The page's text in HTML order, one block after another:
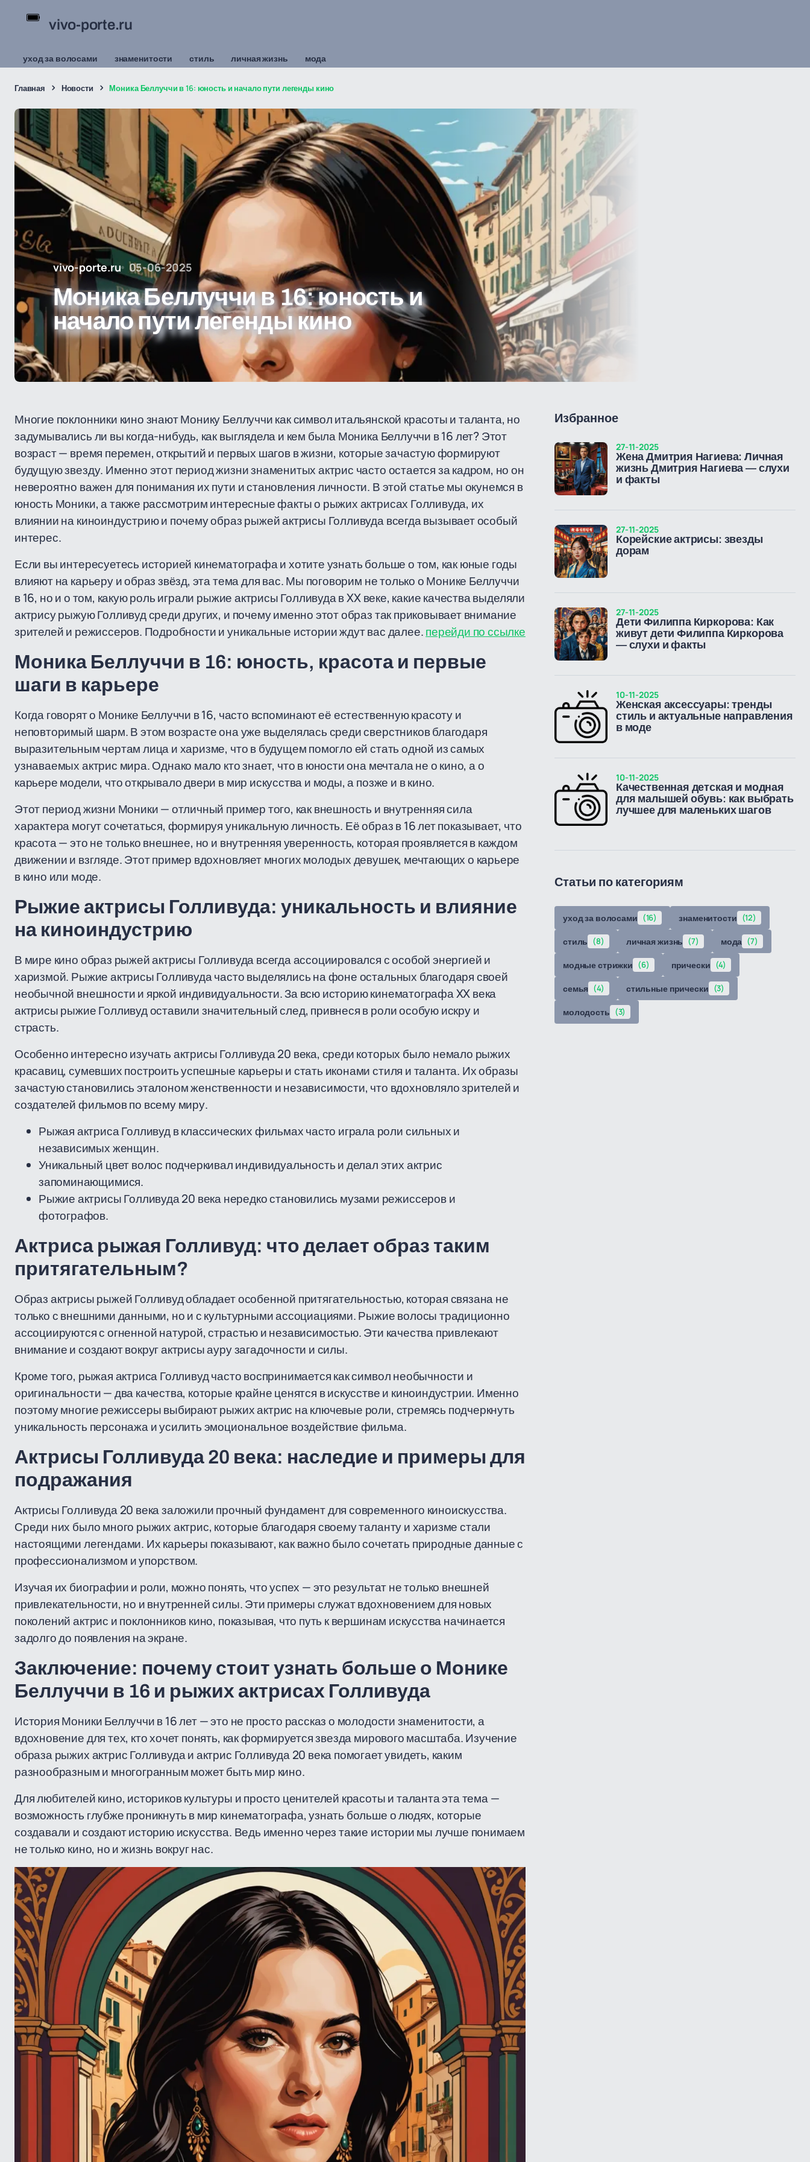
vivo-porte.ru
уход за волосами знаменитости стиль личная жизнь мода
Главная Новости Моника Беллуччи в 16: юность и начало пути легенды кино
vivo-porte.ru 05-06-2025
Моника Беллуччи в 16: юность и
начало пути легенды кино
Многие поклонники кино знают Монику Беллуччи как символ итальянской красоты и таланта, но
задумывались ли вы когда-нибудь, как выглядела и кем была Моника Беллуччи в 16 лет? Этот
возраст — время перемен, открытий и первых шагов в жизни, которые зачастую формируют
будущую звезду. Именно этот период жизни знаменитых актрис часто остается за кадром, но он
невероятно важен для понимания их пути и становления личности. В этой статье мы окунемся в
юность Моники, а также рассмотрим интересные факты о рыжих актрисах Голливуда, их
влиянии на киноиндустрию и почему образ рыжей актрисы Голливуда всегда вызывает особый
интерес.
Если вы интересуетесь историей кинематографа и хотите узнать больше о том, как юные годы
влияют на карьеру и образ звёзд, эта тема для вас. Мы поговорим не только о Монике Беллуччи
в 16, но и о том, какую роль играли рыжие актрисы Голливуда в XX веке, какие качества выделяли
актрису рыжую Голливуд среди других, и почему именно этот образ так приковывает внимание
зрителей и режиссеров. Подробности и уникальные истории ждут вас далее.перейди по ссылке
Моника Беллуччи в 16: юность, красота и первые
шаги в карьере
Когда говорят о Монике Беллуччи в 16, часто вспоминают её естественную красоту и
неповторимый шарм. В этом возрасте она уже выделялась среди сверстников благодаря
выразительным чертам лица и харизме, что в будущем помогло ей стать одной из самых
узнаваемых актрис мира. Однако мало кто знает, что в юности она мечтала не о кино, а о
карьере модели, что открывало двери в мир искусства и моды, а позже и в кино.
Этот период жизни Моники — отличный пример того, как внешность и внутренняя сила
характера могут сочетаться, формируя уникальную личность. Её образ в 16 лет показывает, что
красота — это не только внешнее, но и внутренняя уверенность, которая проявляется в каждом
движении и взгляде. Этот пример вдохновляет многих молодых девушек, мечтающих о карьере
в кино или моде.
Рыжие актрисы Голливуда: уникальность и влияние
на киноиндустрию
В мире кино образ рыжей актрисы Голливуда всегда ассоциировался с особой энергией и
харизмой. Рыжие актрисы Голливуда часто выделялись на фоне остальных благодаря своей
необычной внешности и яркой индивидуальности. За всю историю кинематографа XX века
актрисы рыжие Голливуд оставили значительный след, привнеся в роли особую искру и
страсть.
Особенно интересно изучать актрисы Голливуда 20 века, среди которых было немало рыжих
красавиц, сумевших построить успешные карьеры и стать иконами стиля и таланта. Их образы
зачастую становились эталоном женственности и независимости, что вдохновляло зрителей и
создателей фильмов по всему миру.
Рыжая актриса Голливуд в классических фильмах часто играла роли сильных и
независимых женщин.
Уникальный цвет волос подчеркивал индивидуальность и делал этих актрис
запоминающимися.
Рыжие актрисы Голливуда 20 века нередко становились музами режиссеров и
фотографов.
Актриса рыжая Голливуд: что делает образ таким
притягательным?
Образ актрисы рыжей Голливуд обладает особенной притягательностью, которая связана не
только с внешними данными, но и с культурными ассоциациями. Рыжие волосы традиционно
ассоциируются с огненной натурой, страстью и независимостью. Эти качества привлекают
внимание и создают вокруг актрисы ауру загадочности и силы.
Кроме того, рыжая актриса Голливуд часто воспринимается как символ необычности и
оригинальности — два качества, которые крайне ценятся в искусстве и киноиндустрии. Именно
поэтому многие режиссеры выбирают рыжих актрис на ключевые роли, стремясь подчеркнуть
уникальность персонажа и усилить эмоциональное воздействие фильма.
Актрисы Голливуда 20 века: наследие и примеры для
подражания
Актрисы Голливуда 20 века заложили прочный фундамент для современного киноискусства.
Среди них было много рыжих актрис, которые благодаря своему таланту и харизме стали
настоящими легендами. Их карьеры показывают, как важно было сочетать природные данные с
профессионализмом и упорством.
Изучая их биографии и роли, можно понять, что успех — это результат не только внешней
привлекательности, но и внутренней силы. Эти примеры служат вдохновением для новых
поколений актрис и поклонников кино, показывая, что путь к вершинам искусства начинается
задолго до появления на экране.
Заключение: почему стоит узнать больше о Монике
Беллуччи в 16 и рыжих актрисах Голливуда
История Моники Беллуччи в 16 лет — это не просто рассказ о молодости знаменитости, а
вдохновение для тех, кто хочет понять, как формируется звезда мирового масштаба. Изучение
образа рыжих актрис Голливуда и актрис Голливуда 20 века помогает увидеть, каким
разнообразным и многогранным может быть мир кино.
Для любителей кино, историков культуры и просто ценителей красоты и таланта эта тема —
возможность глубже проникнуть в мир кинематографа, узнать больше о людях, которые
создавали и создают историю искусства. Ведь именно через такие истории мы лучше понимаем
не только кино, но и жизнь вокруг нас.
Избранное
Жена Дмитрия Нагиева: Личная
жизнь Дмитрия Нагиева — слухи
и факты
27-11-2025
Корейские актрисы: звезды
дорам
27-11-2025
Дети Филиппа Киркорова: Как
живут дети Филиппа Киркорова
— слухи и факты
27-11-2025
Женская аксессуары: тренды
стиль и актуальные направления
в моде
10-11-2025
Качественная детская и модная
для малышей обувь: как выбрать
лучшее для маленьких шагов
10-11-2025
Статьи по категориям
уход за волосами (16) знаменитости (12)
стиль (8) личная жизнь (7) мода (7)
модные стрижки (6) прически (4)
семья (4) стильные прически (3)
молодость (3)